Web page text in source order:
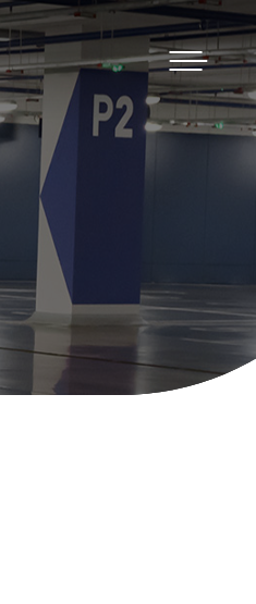
Menu